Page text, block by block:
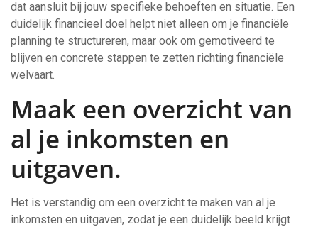
dat aansluit bij jouw specifieke behoeften en situatie. Een
duidelijk financieel doel helpt niet alleen om je financiële
planning te structureren, maar ook om gemotiveerd te
blijven en concrete stappen te zetten richting financiële
welvaart.
Maak een overzicht van
al je inkomsten en
uitgaven.
Het is verstandig om een overzicht te maken van al je
inkomsten en uitgaven, zodat je een duidelijk beeld krijgt